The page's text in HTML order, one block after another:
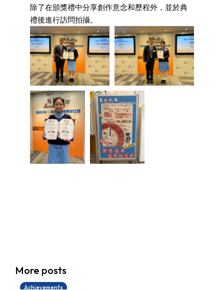
除了在頒獎禮中分享創作意念和歷程外，並於典
禮後進行訪問拍攝。
More posts
Achievements
14/07/2026